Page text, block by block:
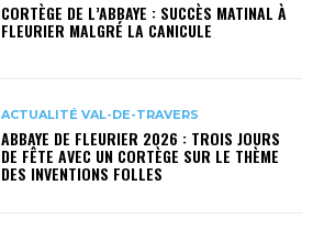
CORTÈGE DE L’ABBAYE : SUCCÈS MATINAL À
FLEURIER MALGRÉ LA CANICULE
ACTUALITÉ VAL-DE-TRAVERS
ABBAYE DE FLEURIER 2026 : TROIS JOURS
DE FÊTE AVEC UN CORTÈGE SUR LE THÈME
DES INVENTIONS FOLLES